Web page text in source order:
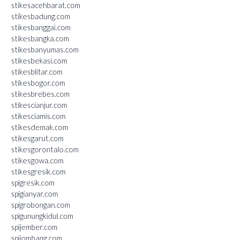
stikesacehbarat.com
stikesbadung.com
stikesbanggai.com
stikesbangka.com
stikesbanyumas.com
stikesbekasi.com
stikesblitar.com
stikesbogor.com
stikesbrebes.com
stikescianjur.com
stikesciamis.com
stikesdemak.com
stikesgarut.com
stikesgorontalo.com
stikesgowa.com
stikesgresik.com
spigresik.com
spigianyar.com
spigrobongan.com
spigunungkidul.com
spijember.com
spijombang.com